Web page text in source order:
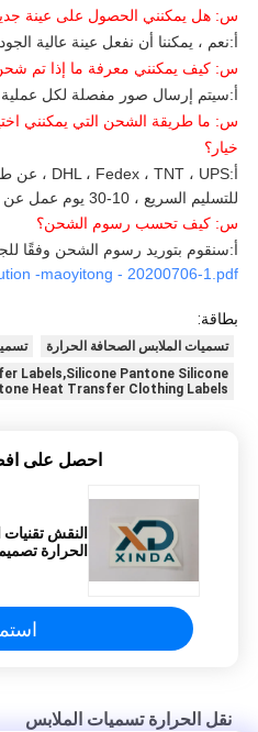
س: هل يمكنني الحصول على عينة
أ:نعم ، يمكننا أن نفعل عينة عالية
س: كيف يمكنني معرفة ما إذا تم
أ:سيتم إرسال صور مفصلة لكل عملية
س: ما طريقة الشحن التي يمكنني
خيار؟
أ:
للتسليم السريع ، 10-30 يوم عمل عن طريق البحر.
س: كيف تحسب رسوم الشحن؟
أ:سنقوم بتوريد رسوم الشحن وفقًا
-maoyitong - 20200706-1.pdf
بطاقة:
تسميات الملابس الصحافة الحرارة
Labels,Silicone Pantone Silicone
Heat Transfer Clothing Labels
احصل على
النقش
الحرارة
نقل الحرارة تسميات الملابس